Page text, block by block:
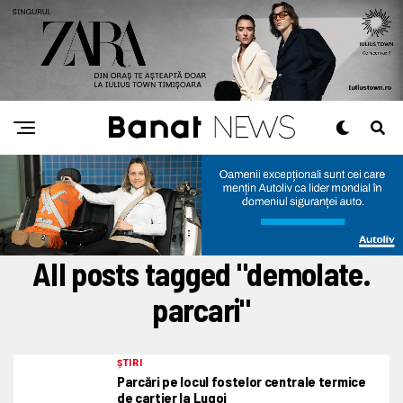
All posts tagged "demolate.
parcari"
ȘTIRI
Parcări pe locul fostelor centrale termice
de cartier la Lugoj